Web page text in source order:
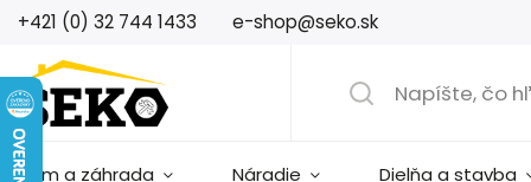
+421 (0) 32 744 1433 e-shop@seko.sk
Dom a záhrada Náradie Dielňa a stavba